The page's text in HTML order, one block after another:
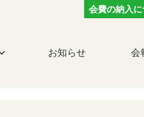
会費の納入に
お知らせ 会